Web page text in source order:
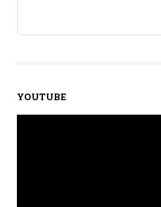
YOUTUBE